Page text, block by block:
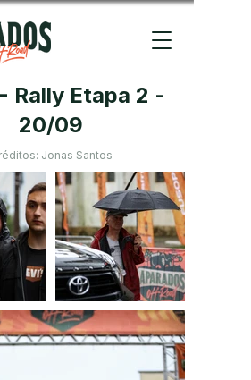
Rally Etapa 2 -
20/09
Jonas Santos